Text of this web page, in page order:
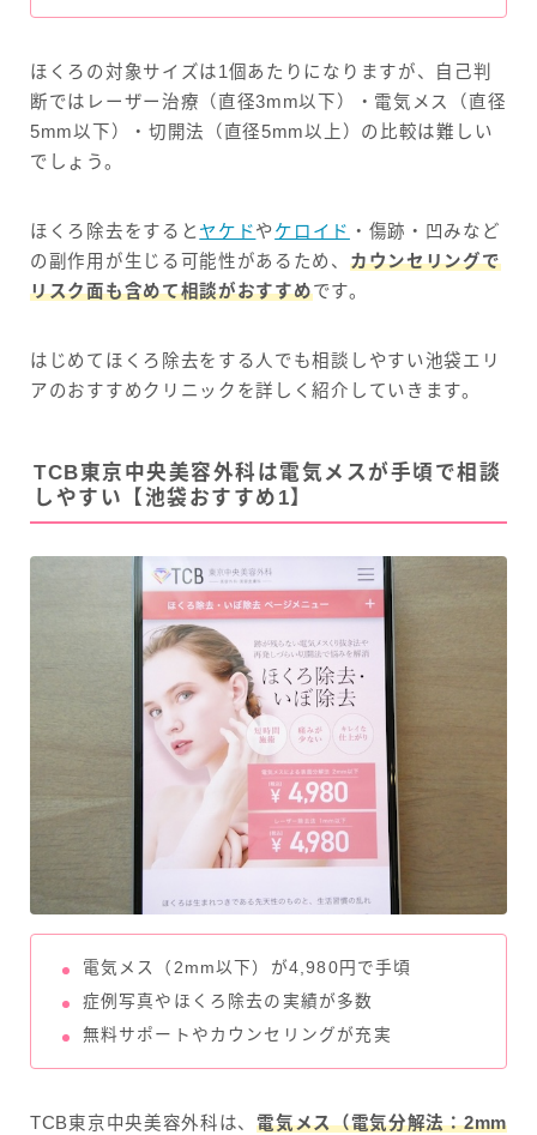
ほくろの対象サイズは1個あたりになりますが、自己判
断ではレーザー治療（直径3mm以下）・電気メス（直径
5mm以下）・切開法（直径5mm以上）の比較は難しい
でしょう。
ほくろ除去をすると ヤケドやケロイド ・傷跡・凹みなど
の副作用が生じる可能性があるため、 カウンセリングで
リスク面も含めて相談がおすすめです。
はじめてほくろ除去をする人でも相談しやすい池袋エリ
アのおすすめクリニックを詳しく紹介していきます。
TCB東京中央美容外科は電気メスが手頃で相談
しやすい【池袋おすすめ1】
電気メス（2mm以下）が4,980円で手頃
症例写真やほくろ除去の実績が多数
無料サポートやカウンセリングが充実
TCB東京中央美容外科は、電気メス（電気分解法：2mm